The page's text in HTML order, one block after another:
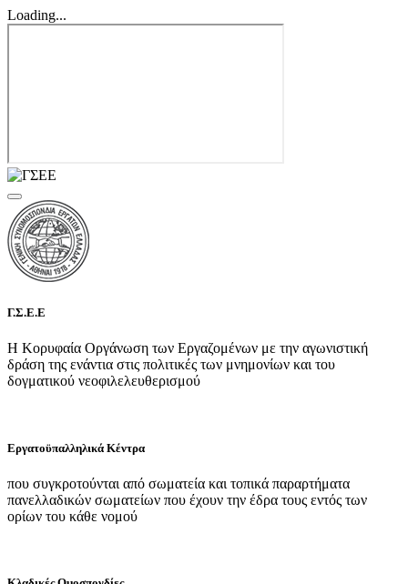
Loading...
Γ.Σ.Ε.Ε
Η Κορυφαία Οργάνωση των Εργαζομένων με την αγωνιστική
δράση της ενάντια στις πολιτικές των μνημονίων και του
δογματικού νεοφιλελευθερισμού
Εργατοϋπαλληλικά Κέντρα
που συγκροτούνται από σωματεία και τοπικά παραρτήματα
πανελλαδικών σωματείων που έχουν την έδρα τους εντός των
ορίων του κάθε νομού